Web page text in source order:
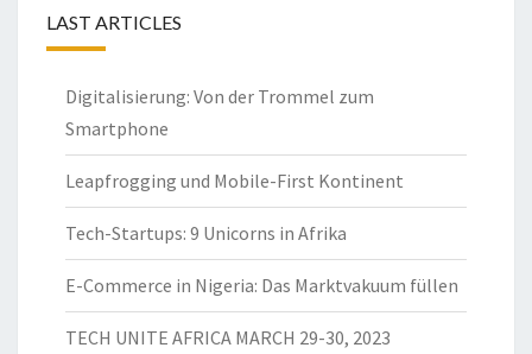
LAST ARTICLES
Digitalisierung: Von der Trommel zum
Smartphone
Leapfrogging und Mobile-First Kontinent
Tech-Startups: 9 Unicorns in Afrika
E-Commerce in Nigeria: Das Marktvakuum füllen
TECH UNITE AFRICA MARCH 29-30, 2023